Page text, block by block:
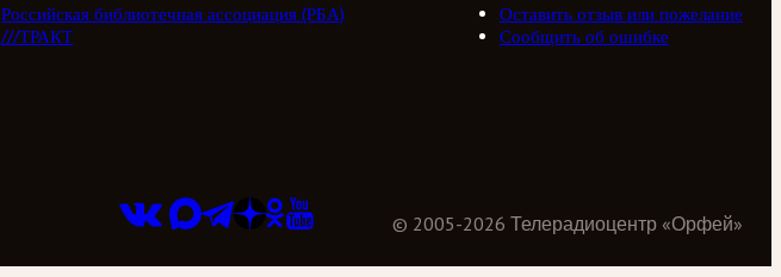
Российская библиотечная ассоциация (РБА)
///ТРАКТ
Оставить отзыв или пожелание
Сообщить об ошибке
© 2005-2026 Телерадиоцентр «Орфей»